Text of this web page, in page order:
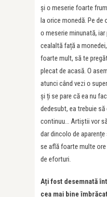
și o meserie foarte
la orice monedă. Pe de
o meserie minunată,
cealaltă față a
foarte mult, să te
plecat de acasă. O
atunci când vezi o
și ți se pare că ea nu
dedesubt, ea trebuie să
continuu… Artiștii vor
dar dincolo de
se află foarte multe
de eforturi.
Ați fost desemnată
cea mai bine